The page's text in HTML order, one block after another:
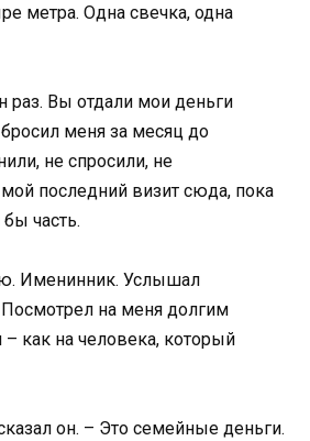
метра. Одна свечка, одна
раз. Вы отдали мои деньги
меня за месяц до
не спросили, не
последний визит сюда, пока
часть.
Именинник. Услышал
на меня долгим
как на человека, который
он. – Это семейные деньги.